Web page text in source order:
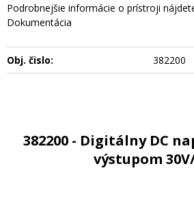
Podrobnejšie informácie o prístroji
Dokumentácia
Obj. čislo: 382200
382200 - Digitálny DC
výstupom